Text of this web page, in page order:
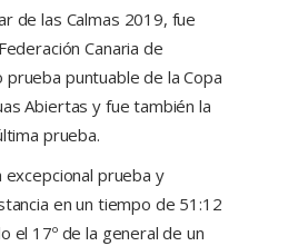
de las Calmas 2019, fue
Canaria de
prueba puntuable de la Copa
Abiertas y fue también la
prueba.
excepcional prueba y
en un tiempo de 51:12
el 17º de la general de un